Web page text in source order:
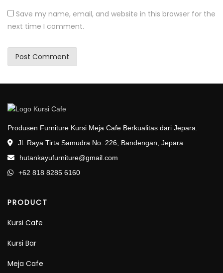
Save my name, email, and website in this browser for the
next time I comment.
Produsen Furniture Kursi Meja Cafe Berkualitas dari Jepara.
Jl. Raya Tirta Samudra No. 226, Bandengan, Jepara
hutankayufurniture@gmail.com
+62 818 8285 6160
PRODUCT
Kursi Cafe
Kursi Bar
Meja Cafe